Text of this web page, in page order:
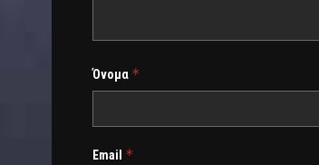
Όνομα *
Email *